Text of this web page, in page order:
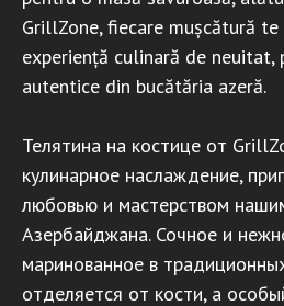
GrillZone, fiecare mușcătură
experiență culinară de neuitat,
autentice din bucătăria azeră.
Телятина на костице от
кулинарное наслаждение,
любовью и мастерством
Азербайджана. Сочное и
маринованное в
отделяется от кости, а